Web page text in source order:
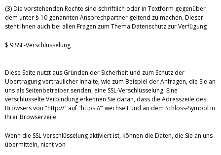
(3) Die vorstehenden Rechte sind schriftlich oder in Textform gegenüber
dem unter § 10 genannten Ansprechpartner geltend zu machen. Dieser
steht Ihnen auch bei allen Fragen zum Thema Datenschutz zur Verfügung
$ 9 SSL-Verschlüsselung
Diese Seite nutzt aus Gründen der Sicherheit und zum Schutz der
Übertragung vertraulicher Inhalte, wie zum Beispiel der Anfragen, die Sie an
uns als Seitenbetreiber senden, eine SSL-Verschlüsselung. Eine
verschlüsselte Verbindung erkennen Sie daran, dass die Adresszeile des
Browsers von "http://" auf "https://" wechselt und an dem Schloss-Symbol in
Ihrer Browserzeile.
Wenn die SSL Verschlüsselung aktiviert ist, können die Daten, die Sie an uns
übermitteln, nicht von